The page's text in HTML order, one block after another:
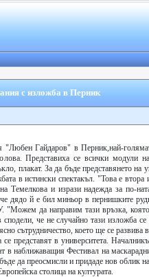
с изложба в Перник
Гайдаров" в Перник,най-
Представиха се всички модули
плакат. За да бъде представянето на
в истински спектакъл. "Това е
Темелкова и изрази надежда за по-
дядо й е бил миньор в пернишките
"Можем да направим тази връзка,
че не случайно тази изложба
сътрудничество, което ще се
представят в университета.
в наближаващия Фестивал на
да преосмисли и придаде нов облик
столица на културата.